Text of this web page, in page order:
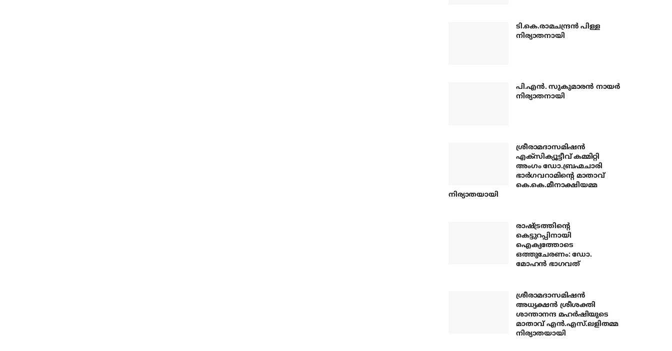
ടി.കെ.രാമചന്ദ്രന്‍ പിള്ള
നിര്യാതനായി
പി.എന്‍. സുകുമാരന്‍ നായര്‍
നിര്യാതനായി
ശ്രീരാമദാസമിഷന്‍
എക്‌സിക്യൂട്ടീവ് കമ്മിറ്റി
അംഗം ഡോ.ബ്രഹ്മചാരി
ഭാര്‍ഗവറാമിന്റെ മാതാവ്
കെ.കെ.മീനാക്ഷിയമ്മ
നിര്യാതയായി
രാഷ്ട്രത്തിന്റെ
കെട്ടുറപ്പിനായി
ഐക്യത്തോടെ
ഒത്തുചേരണം: ഡോ.
മോഹന്‍ ഭാഗവത്
ശ്രീരാമദാസമിഷന്‍
അധ്യക്ഷന്‍ ശ്രീശക്തി
ശാന്താനന്ദ മഹര്‍ഷിയുടെ
മാതാവ് എന്‍.എസ്.ലളിതമ്മ
നിര്യാതയായി